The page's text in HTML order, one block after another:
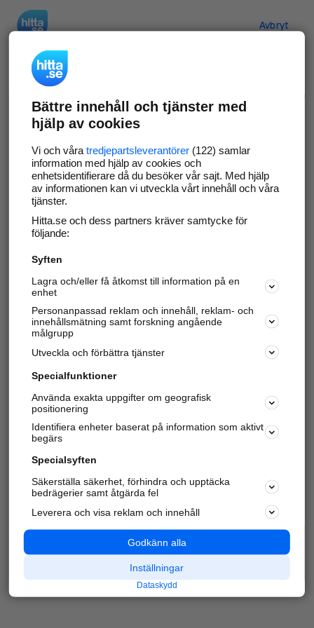
Avbryt
Verifiera ditt företag
Gör som 69 530företag
företagssida på hitta.se och syns bättre mot
kunder i ditt närområde. Helt kostnadsfritt.
Uppdatera din företagsinformation
Svara på och hantera dina omdömen
Har du redan verifierat ditt företag? Logga in
Varje vecka besöker du och4 miljoner
andra
härliga användare oss för att hitta rätt lokal
information om företag, privatpersoner och
platser.
Bättre innehåll och tjänster med
hjälp av cookies
Vi och våra tredjepartsleverantörer(122) samlar
information med hjälp av cookies och
enhetsidentifierare då du besöker vår sajt. Med hjälp
av informationen kan vi utveckla vårt innehåll och våra
tjänster.
Hitta.se och dess partners kräver samtycke för
följande:
Syften
Lagra och/eller få åtkomst till information på en
enhet
Personanpassad reklam och innehåll, reklam- och
innehållsmätning samt forskning angående
målgrupp
Utveckla och förbättra tjänster
Specialfunktioner
Använda exakta uppgifter om geografisk
positionering
Identifiera enheter baserat på information som aktivt
begärs
Specialsyften
Säkerställa säkerhet, förhindra och upptäcka
bedrägerier samt åtgärda fel
Leverera och visa reklam och innehåll
Godkänn alla
Inställningar
Dataskydd